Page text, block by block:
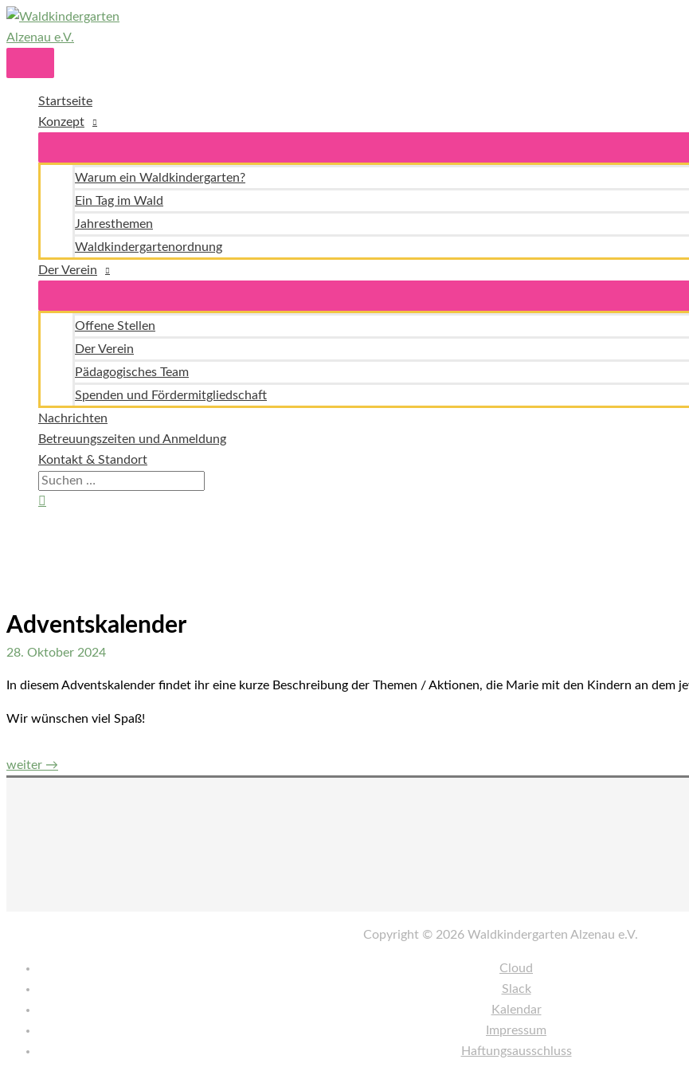
Zum
Inhalt
Startseite
Konzept
Warum ein Waldkindergarten?
Ein Tag im Wald
Jahresthemen
Waldkindergartenordnung
Der Verein
Offene Stellen
Der Verein
Pädagogisches Team
Spenden und Fördermitgliedschaft
Nachrichten
Betreuungszeiten und Anmeldung
Kontakt & Standort
Suchen
nach:
Adventskalender
28. Oktober 2024
In diesem Adventskalender findet ihr eine kurze Beschreibung der Themen / Aktionen, die Marie mit den Kindern an dem
Wir wünschen viel Spaß!
Beitrags-
weiter →
Copyright © 2026 Waldkindergarten Alzenau e.V.
Cloud
Slack
Kalendar
Impressum
Haftungsausschluss